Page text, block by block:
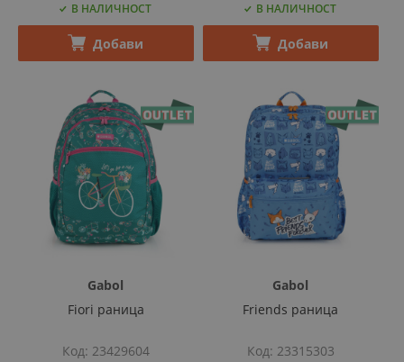
tooltip
В НАЛИЧНОСТ
Добави
tooltip
В НАЛИЧНОСТ
Добави
Gabol
Fiori раница
Код 23429604
Gabol
Friends раница
Код 23315303